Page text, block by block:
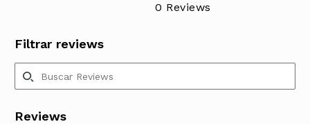
Filtrar reviews
0 Reviews
Reviews